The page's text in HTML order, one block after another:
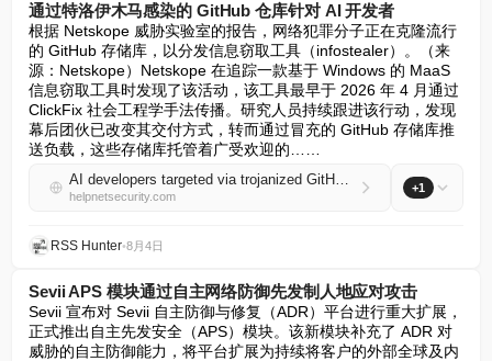
通过特洛伊木马感染的 GitHub 仓库针对 AI 开发者
根据 Netskope 威胁实验室的报告，网络犯罪分子正在克隆流行
的 GitHub 存储库，以分发信息窃取工具（infostealer）。（来
源：Netskope）Netskope 在追踪一款基于 Windows 的 MaaS
信息窃取工具时发现了该活动，该工具最早于 2026 年 4 月通过
ClickFix 社会工程学手法传播。研究人员持续跟进该行动，发现
幕后团伙已改变其交付方式，转而通过冒充的 GitHub 存储库推
送负载，这些存储库托管着广受欢迎的……
AI developers targeted via trojanized GitHub repositories
helpnetsecurity.com
+1
RSS Hunter•8月4日
Sevii APS 模块通过自主网络防御先发制人地应对攻击
Sevii 宣布对 Sevii 自主防御与修复（ADR）平台进行重大扩展，
正式推出自主先发安全（APS）模块。该新模块补充了 ADR 对
威胁的自主防御能力，将平台扩展为持续将客户的外部全球及内